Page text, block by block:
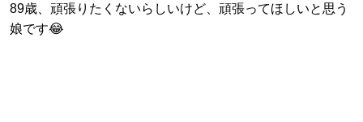
89歳、頑張りたくないらしいけど、頑張ってほしいと思う
娘です😂